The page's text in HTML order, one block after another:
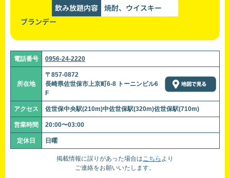
飲み放題内容 焼酎、ウイスキー
ブランデー
電話番号 0956-24-2220
所在地
〒857-0872
長崎県佐世保市上京町6-8 トーニンビル6
F
アクセス 佐世保中央駅(210m)中佐世保駅(320m)佐世保駅(710m)
営業時間 20:00〜03:00
定休日 日曜
掲載情報に誤りがあった場合はこちら より
ご連絡をお願いいたします。